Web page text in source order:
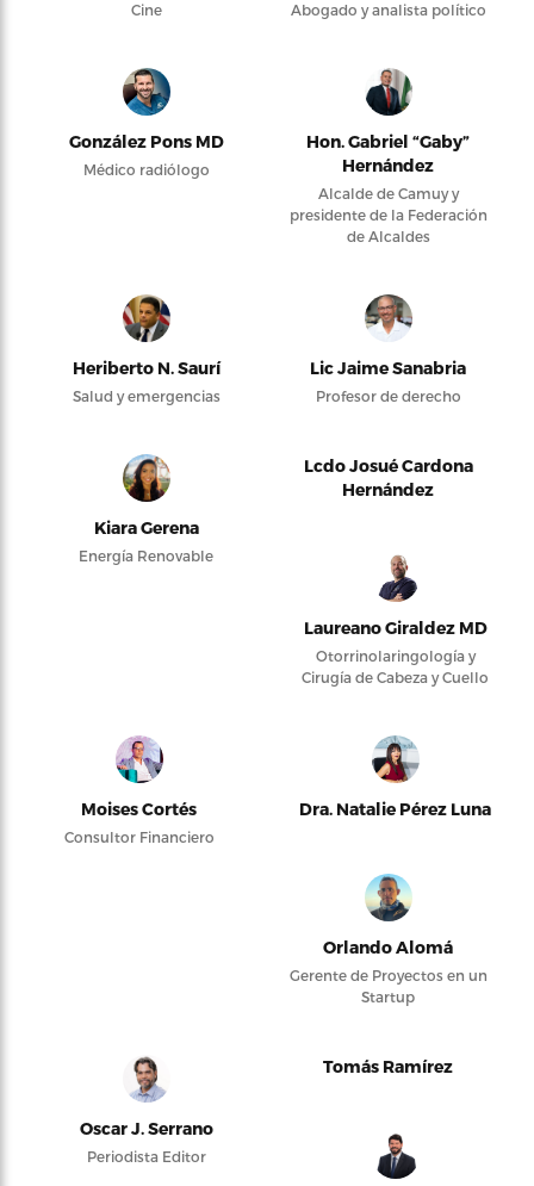
Cine Abogado y analista político
González Pons MD
Médico radiólogo
Hon. Gabriel “Gaby”
Hernández
Alcalde de Camuy y
presidente de la Federación
de Alcaldes
Heriberto N. Saurí
Salud y emergencias
Lic Jaime Sanabria
Profesor de derecho
Kiara Gerena
Energía Renovable
Lcdo Josué Cardona
Hernández
Laureano Giraldez MD
Otorrinolaringología y
Cirugía de Cabeza y Cuello
Moises Cortés
Consultor Financiero
Dra. Natalie Pérez Luna
Orlando Alomá
Gerente de Proyectos en un
Startup
Oscar J. Serrano
Periodista Editor
Tomás Ramírez